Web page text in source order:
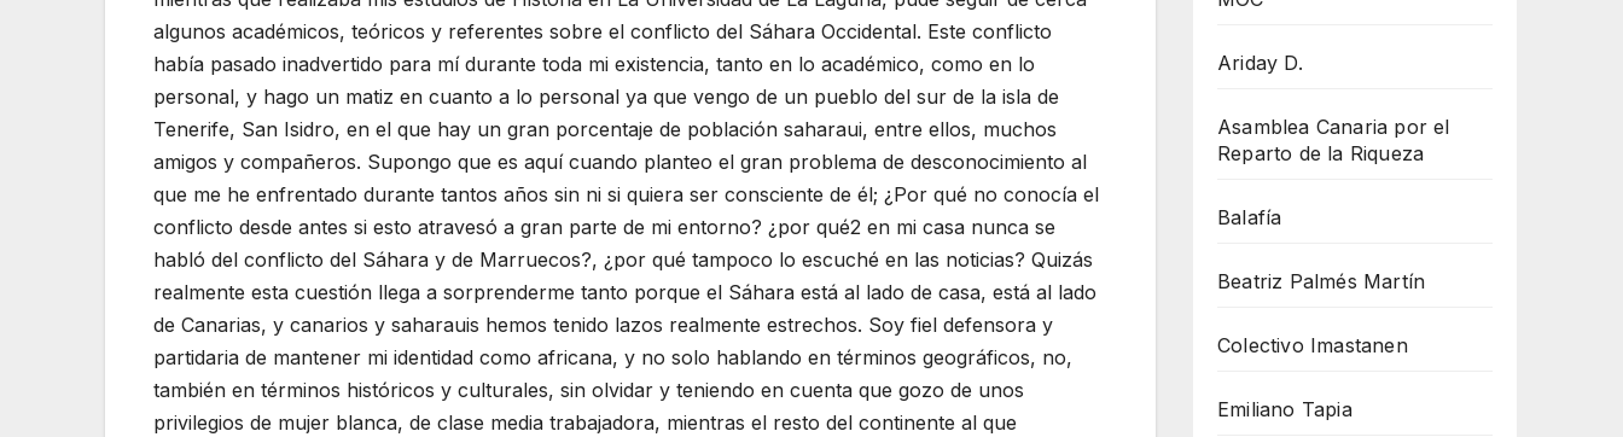
algunos académicos, teóricos y referentes sobre el conflicto del Sáhara Occidental. Este conflicto
había pasado inadvertido para mí durante toda mi existencia, tanto en lo académico, como en lo
personal, y hago un matiz en cuanto a lo personal ya que vengo de un pueblo del sur de la isla de
Tenerife, San Isidro, en el que hay un gran porcentaje de población saharaui, entre ellos, muchos
amigos y compañeros. Supongo que es aquí cuando planteo el gran problema de desconocimiento al
que me he enfrentado durante tantos años sin ni si quiera ser consciente de él; ¿Por qué no conocía el
conflicto desde antes si esto atravesó a gran parte de mi entorno? ¿por qué2 en mi casa nunca se
habló del conflicto del Sáhara y de Marruecos?, ¿por qué tampoco lo escuché en las noticias? Quizás
realmente esta cuestión llega a sorprenderme tanto porque el Sáhara está al lado de casa, está al lado
de Canarias, y canarios y saharauis hemos tenido lazos realmente estrechos. Soy fiel defensora y
partidaria de mantener mi identidad como africana, y no solo hablando en términos geográficos, no,
también en términos históricos y culturales, sin olvidar y teniendo en cuenta que gozo de unos
privilegios de mujer blanca, de clase media trabajadora, mientras el resto del continente al que
Ariday D.
Asamblea Canaria por el
Reparto de la Riqueza
Balafía
Beatriz Palmés Martín
Colectivo Imastanen
Emiliano Tapia